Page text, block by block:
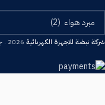
شركة نبضة للاجهزة الكهربائية 2026 . جميع الحقوق محفوظة , تصميم وبرمجة .